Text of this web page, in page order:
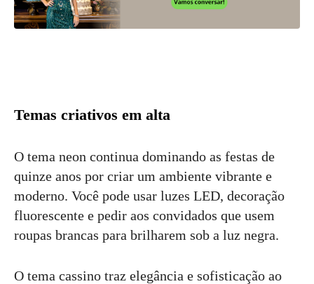
Temas criativos em alta
O tema neon continua dominando as festas de
quinze anos por criar um ambiente vibrante e
moderno. Você pode usar luzes LED, decoração
fluorescente e pedir aos convidados que usem
roupas brancas para brilharem sob a luz negra.
O tema cassino traz elegância e sofisticação ao